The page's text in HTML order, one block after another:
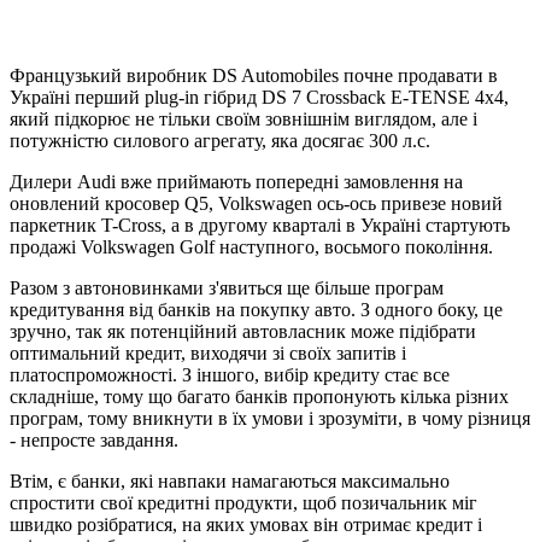
Французький виробник DS Automobiles почне продавати в
Україні перший plug-in гібрид DS 7 Crossback E-TENSE 4x4,
який підкорює не тільки своїм зовнішнім виглядом, але і
потужністю силового агрегату, яка досягає 300 л.с.
Дилери Audi вже приймають попередні замовлення на
оновлений кросовер Q5, Volkswagen ось-ось привезе новий
паркетник T-Cross, а в другому кварталі в Україні стартують
продажі Volkswagen Golf наступного, восьмого покоління.
Разом з автоновинками з'явиться ще більше програм
кредитування від банків на покупку авто. З одного боку, це
зручно, так як потенційний автовласник може підібрати
оптимальний кредит, виходячи зі своїх запитів і
платоспроможності. З іншого, вибір кредиту стає все
складніше, тому що багато банків пропонують кілька різних
програм, тому вникнути в їх умови і зрозуміти, в чому різниця
- непросте завдання.
Втім, є банки, які навпаки намагаються максимально
спростити свої кредитні продукти, щоб позичальник міг
швидко розібратися, на яких умовах він отримає кредит і